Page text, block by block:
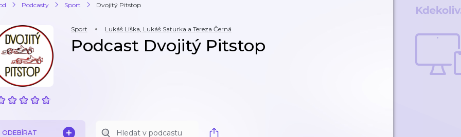
Podcasty Sport Dvojitý Pitstop
Sport Lukáš Liška, Lukáš Saturka a Tereza Černá
Podcast Dvojitý Pitstop
ODEBÍRAT